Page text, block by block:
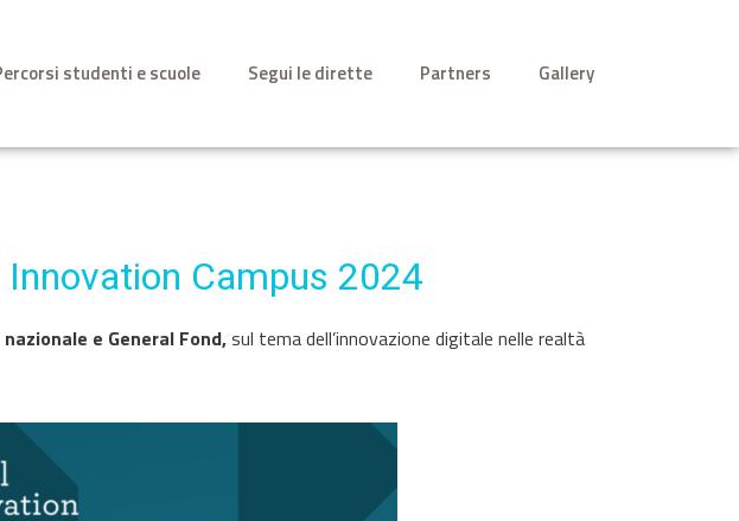
studenti e scuole Segui le dirette Partners Gallery
Campus 2024
e General Fond,sul tema dell’innovazione digitale nelle realtà